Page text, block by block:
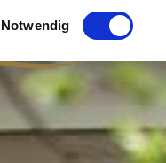
Einwilligungsauswahl
Notwendig